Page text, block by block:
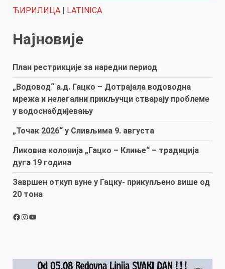
ЋИРИЛИЦА | LATINICA
Најновије
План рестрикције за наредни период
„Водовод“ а.д. Гацко – Дотрајала водоводна
мрежа и нелегални прикључци стварају проблеме
у водоснабдијевању
„Точак 2026“ у Сливљима 9. августа
Ликовна колонија „Гацко – Клиње“ – традиција
дуга 19 година
Завршен откуп вуне у Гацку- прикупљено више од
20 тона
Facebook
Instagram
YouTube